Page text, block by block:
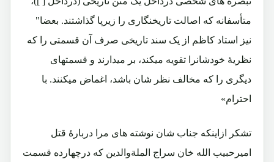
متأسفانه که اصالت تاریخنگاری را زیرپا گذاشتند. بعضا"
نیز استاد کاظم از یک سند تاریخی صرف آن قسمتی را که
نظریۀ خودشانرا تقویه میکند، بر میدارند و قسمتهای
دیگری را که مخالف نظر شان باشد، اغماض میکنند. با
احترام»
تشکر ازاینکه جناب شان نوشته های مرا دربارۀ قتل
امیرحبیب الله خان سراج الملةوالدین که درچهارده قسمت